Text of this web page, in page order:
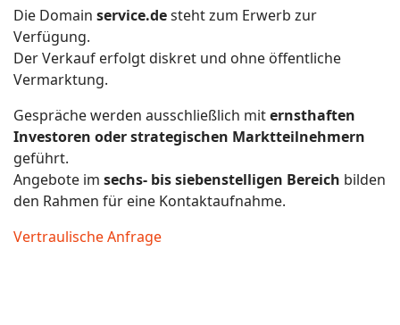
Die Domain service.desteht zum Erwerb zur
Verfügung.
Der Verkauf erfolgt diskret und ohne öffentliche
Vermarktung.
Gespräche werden ausschließlich miternsthaften
Investoren oder strategischen Marktteilnehmern
geführt.
Angebote im sechs- bis siebenstelligen Bereich bilden
den Rahmen für eine Kontaktaufnahme.
Vertraulische Anfrage